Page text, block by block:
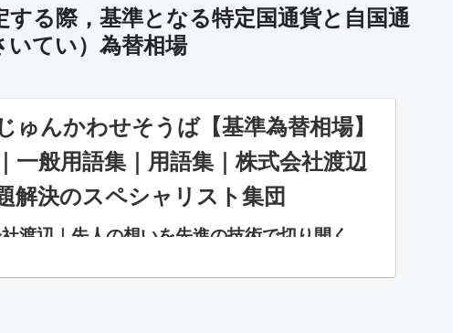
る際，基準となる特定国通貨と自国通
てい）為替相場
んかわせそうば【基準為替相場】
一般用語集｜用語集｜株式会社渡辺
解決のスペシャリスト集団
渡辺｜先人の想いを先進の技術で切り開く。